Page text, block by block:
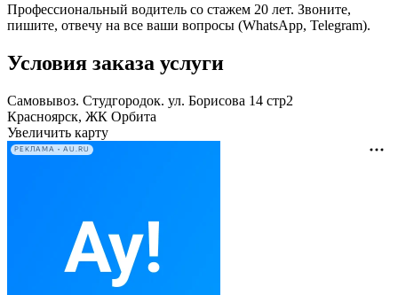
Профессиональный водитель со стажем 20 лет. Звоните,
пишите, отвечу на все ваши вопросы (WhаtsАрр, Теlеgrаm).
Условия заказа услуги
Самовывоз. Студгородок. ул. Борисова 14 стр2
Красноярск, ЖК Орбита
Увеличить карту
РЕКЛАМА • AU.RU